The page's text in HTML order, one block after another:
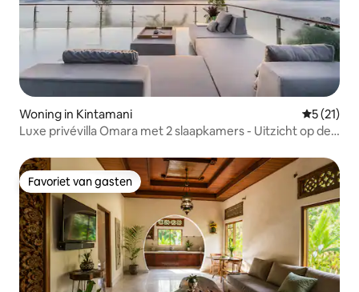
Woning in Kintamani
5 (21)
Luxe privévilla Omara met 2 slaapkamers - Uitzicht op de
Favoriet van gasten
Favoriet van gasten